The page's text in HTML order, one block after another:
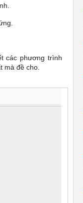
các phương trình
mà đề cho.